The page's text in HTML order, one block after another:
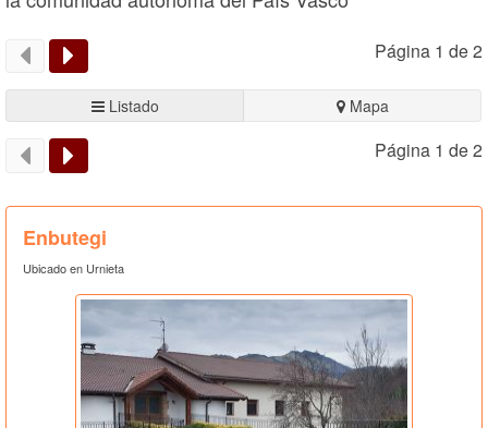
Página 1 de 2
Listado Mapa
Página 1 de 2
Enbutegi
Ubicado en Urnieta